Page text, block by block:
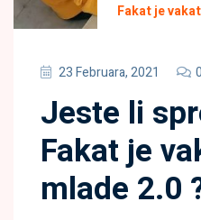
Fakat je
23 Februara, 2021
Jeste li
Fakat je
mlade 2.0